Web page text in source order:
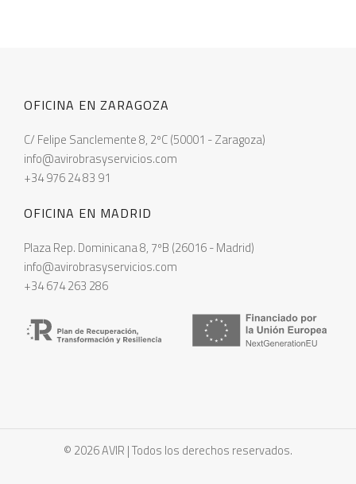
OFICINA EN ZARAGOZA
C/ Felipe Sanclemente 8, 2ºC (50001 - Zaragoza)
info@avirobrasyservicios.com
+34 976 24 83 91
OFICINA EN MADRID
Plaza Rep. Dominicana 8, 7ºB (26016 - Madrid)
info@avirobrasyservicios.com
+34 674 263 286
© 2026 AVIR | Todos los derechos reservados.